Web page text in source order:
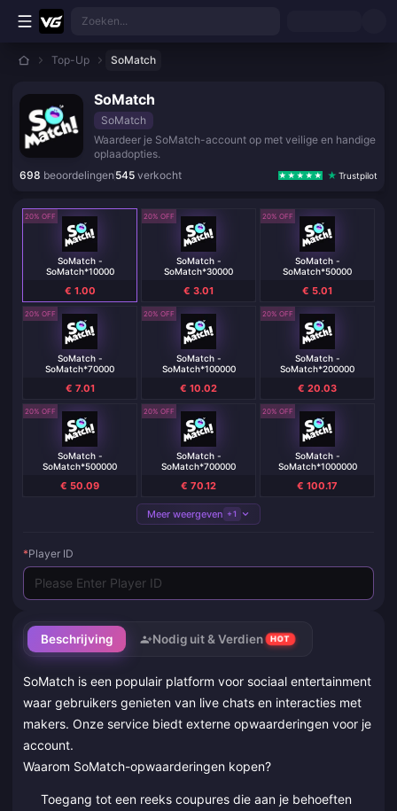
Ga direct naar de hoofdinhoud
Zoeken...
Top-Up SoMatch
SoMatch
SoMatch
Waardeer je SoMatch-account op met veilige en handige
oplaadopties.
698 beoordelingen 545 verkocht Trustpilot
Beschrijving Nodig uit & Verdien HOT
SoMatch is een populair platform voor sociaal entertainment
waar gebruikers genieten van live chats en interacties met
makers. Onze service biedt externe opwaarderingen voor je
account.
Waarom SoMatch-opwaarderingen kopen?
Toegang tot een reeks coupures die aan je behoeften
20% OFF
SoMatch -
SoMatch*10000
€ 1.00
20% OFF
SoMatch -
SoMatch*30000
€ 3.01
20% OFF
SoMatch -
SoMatch*50000
€ 5.01
20% OFF
SoMatch -
SoMatch*70000
€ 7.01
20% OFF
SoMatch -
SoMatch*100000
€ 10.02
20% OFF
SoMatch -
SoMatch*200000
€ 20.03
20% OFF
SoMatch -
SoMatch*500000
€ 50.09
20% OFF
SoMatch -
SoMatch*700000
€ 70.12
20% OFF
SoMatch -
SoMatch*1000000
€ 100.17
Meer weergeven +1
*Player ID